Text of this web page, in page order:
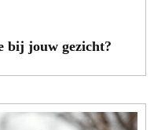
bij jouw gezicht?